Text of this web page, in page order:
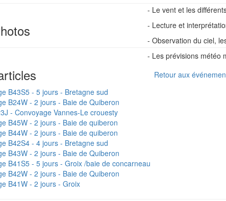
B43S5 - 5 jours - Bretagne sud
B24W - 2 jours - Baie de Quiberon
- Convoyage Vannes-Le crouesty
B45W - 2 jours - Baie de quiberon
B44W - 2 jours - Baie de quiberon
B42S4 - 4 jours - Bretagne sud
B43W - 2 jours - Baie de Quiberon
B41S5 - 5 jours - Groix /baie de concarneau
B42W - 2 jours - Baie de Quiberon
B41W - 2 jours - Groix
- Le vent et les
- Lecture et
- Observation du ciel,
- Les prévisions météo
Retour aux